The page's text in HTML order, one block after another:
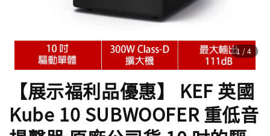
1 /4
【展示福利品優惠】 KEF 英國
Kube 10 SUBWOOFER 重低音